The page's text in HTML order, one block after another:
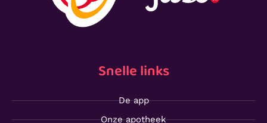
Snelle links
De app
Onze apotheek